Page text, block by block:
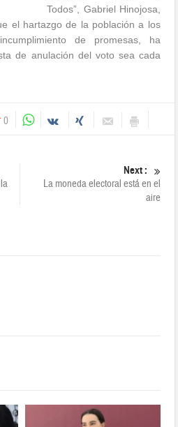
Todos”, Gabriel Hinojosa,
el hartazgo de la población a los
de promesas, ha
de anulación del voto sea cada
0
Next :
La moneda electoral está en el
aire